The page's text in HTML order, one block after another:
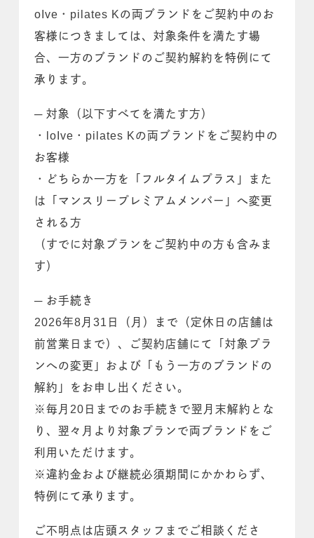
oIve・pilates Kの両ブランドをご契約中のお
客様につきましては、対象条件を満たす場
合、一方のブランドのご契約解約を特例にて
承ります。
─ 対象（以下すべてを満たす方）
・loIve・pilates Kの両ブランドをご契約中の
お客様
・どちらか一方を「フルタイムプラス」また
は「マンスリープレミアムメンバー」へ変更
される方
（すでに対象プランをご契約中の方も含みま
す）
─ お手続き
2026年8月31日（月）まで（定休日の店舗は
前営業日まで）、ご契約店舗にて「対象プラ
ンへの変更」および「もう一方のブランドの
解約」をお申し出ください。
※毎月20日までのお手続きで翌月末解約とな
り、翌々月より対象プランで両ブランドをご
利用いただけます。
※違約金および継続必須期間にかかわらず、
特例にて承ります。
ご不明点は店頭スタッフまでご相談くださ